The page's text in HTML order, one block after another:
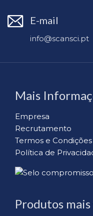
E-mail
info@scansci.pt
Mais
Empresa
Recrutamento
Termos e Condições
Política de
Produtos